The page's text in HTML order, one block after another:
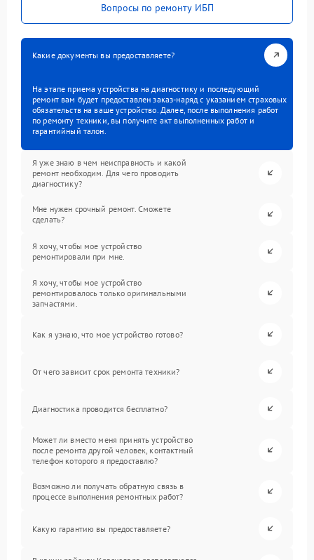
Вопросы по ремонту ИБП
Какие документы вы предоставляете?
На этапе приема устройства на диагностику и последующий
ремонт вам будет предоставлен заказ-наряд с указанием страховых
обязательств на ваше устройство. Далее, после выполнения работ
по ремонту техники, вы получите акт выполненных работ и
гарантийный талон.
Я уже знаю в чем неисправность и какой
ремонт необходим. Для чего проводить
диагностику?
Мне нужен срочный ремонт. Сможете
сделать?
Я хочу, чтобы мое устройство
ремонтировали при мне.
Я хочу, чтобы мое устройство
ремонтировалось только оригинальными
запчастями.
Как я узнаю, что мое устройство готово?
От чего зависит срок ремонта техники?
Диагностика проводится бесплатно?
Может ли вместо меня принять устройство
после ремонта другой человек, контактный
телефон которого я предоставлю?
Возможно ли получать обратную связь в
процессе выполнения ремонтных работ?
Какую гарантию вы предоставляете?